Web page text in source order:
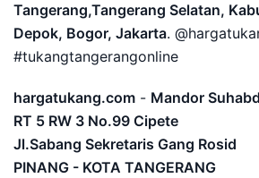
Tangerang,Tangerang Selatan,
Depok, Bogor, Jakarta.
#tukangtangerangonline
hargatukang.com - Mandor
RT 5 RW 3 No.99 Cipete
Jl.Sabang Sekretaris Gang Rosid
PINANG - KOTA TANGERANG